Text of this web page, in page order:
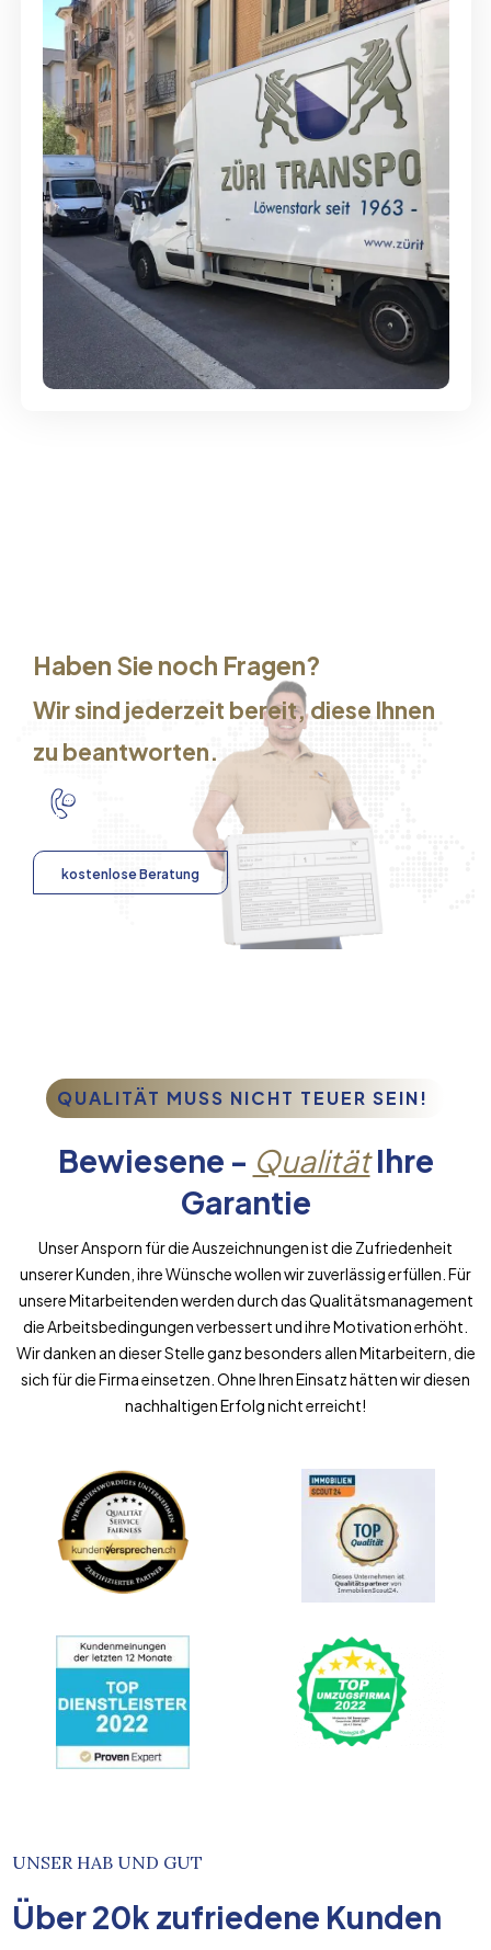
Günstige Umzüge - Hervorragender
Service
Haben Sie noch Fragen?
Wir sind jederzeit bereit, diese Ihnen
zu beantworten.
kostenlose Beratung
QUALITÄT MUSS NICHT TEUER SEIN!
Bewiesene - QualitätIhre
Garantie
Unser Ansporn für die Auszeichnungen ist die Zufriedenheit
unserer Kunden, ihre Wünsche wollen wir zuverlässig erfüllen. Für
unsere Mitarbeitenden werden durch das Qualitätsmanagement
die Arbeitsbedingungen verbessert und ihre Motivation erhöht.
Wir danken an dieser Stelle ganz besonders allen Mitarbeitern, die
sich für die Firma einsetzen. Ohne Ihren Einsatz hätten wir diesen
nachhaltigen Erfolg nicht erreicht!
UNSER HAB UND GUT
Über20k zufriedene Kunden